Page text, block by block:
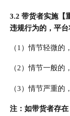
3.2 带货者实施【
违规行为的，平台
（1）情节轻微的
（2）情节一般的
（3）情节严重的
注：如带货者存